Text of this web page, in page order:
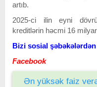
artıb.
2025-ci ilin eyni
kreditlərin həcmi 16
Bizi sosial
Facebook
Ən yüksək faiz